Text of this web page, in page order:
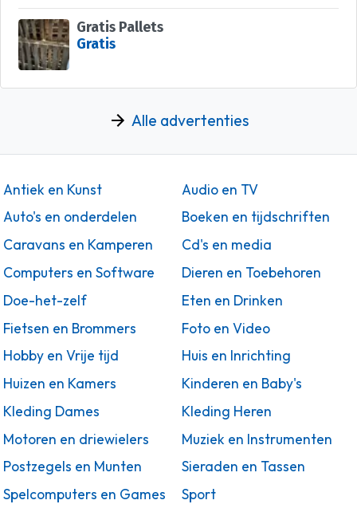
Gratis Pallets
Gratis
Alle advertenties
Antiek en Kunst
Audio en TV
Auto's en onderdelen
Boeken en tijdschriften
Caravans en Kamperen
Cd's en media
Computers en Software
Dieren en Toebehoren
Doe-het-zelf
Eten en Drinken
Fietsen en Brommers
Foto en Video
Hobby en Vrije tijd
Huis en Inrichting
Huizen en Kamers
Kinderen en Baby's
Kleding Dames
Kleding Heren
Motoren en driewielers
Muziek en Instrumenten
Postzegels en Munten
Sieraden en Tassen
Spelcomputers en Games
Sport